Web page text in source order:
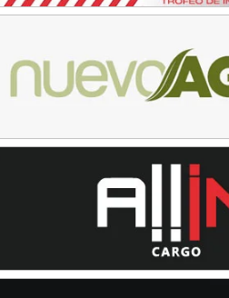
VICTORIENSE - F7
PATAGONICO - F6
Moto Club Reginense (Tierra)
CSK - F7